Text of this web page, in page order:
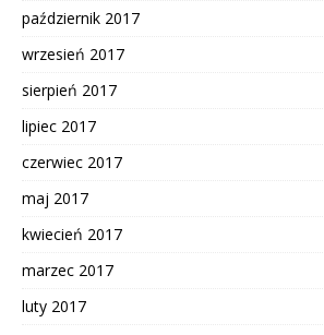
październik 2017
wrzesień 2017
sierpień 2017
lipiec 2017
czerwiec 2017
maj 2017
kwiecień 2017
marzec 2017
luty 2017